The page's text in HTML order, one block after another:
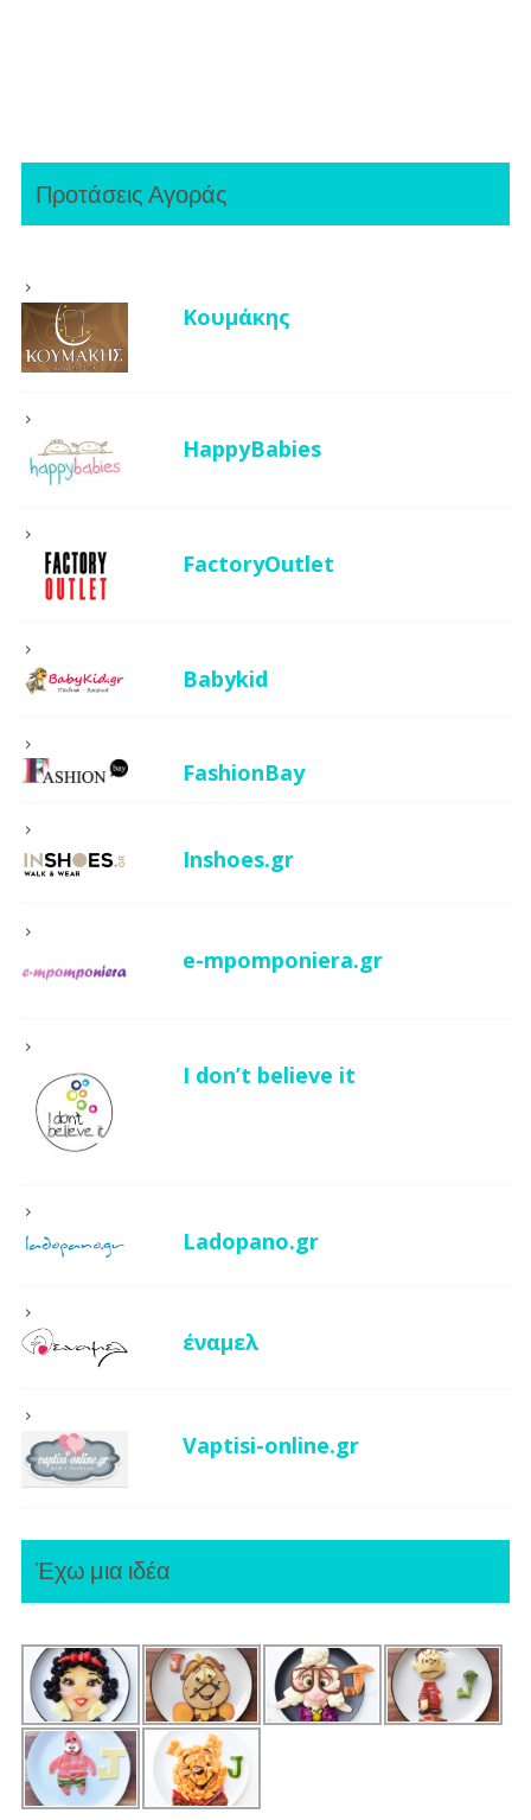
Προτάσεις Αγοράς
Κουμάκης
HappyBabies
FactoryOutlet
Babykid
FashionBay
Inshoes.gr
e-mpomponiera.gr
I don’t believe it
Ladopano.gr
έναμελ
Vaptisi-online.gr
Έχω μια ιδέα